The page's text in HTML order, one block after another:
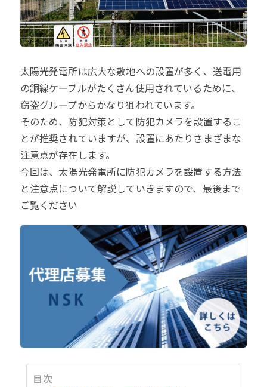
太陽光発電所は広大な敷地への設置が多く、送電用
の銅線ケーブルがたくさん使用されているために、
窃盗グループからかなり狙われています。
そのため、防犯対策として防犯カメラを設置するこ
とが推奨されていますが、設置にあたりさまざまな
注意点が存在します。
今回は、太陽光発電所に防犯カメラを設置する方法
と注意点について解説していきますので、最後まで
ご覧ください
目次